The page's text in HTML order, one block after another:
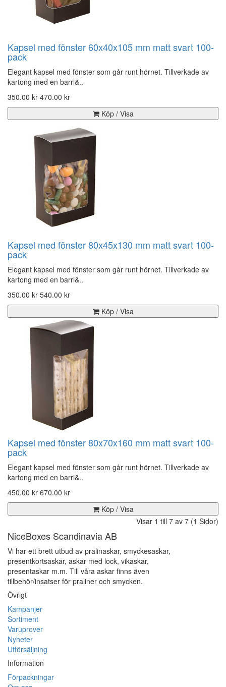
Kapsel med fönster 60x40x105 mm matt svart 100-
pack
Elegant kapsel med fönster som går runt hörnet. Tillverkade av
kartong med en barri&..
350.00 kr 470.00 kr
Köp / Visa
Kapsel med fönster 80x45x130 mm matt svart 100-
pack
Elegant kapsel med fönster som går runt hörnet. Tillverkade av
kartong med en barri&..
350.00 kr 540.00 kr
Köp / Visa
Kapsel med fönster 80x70x160 mm matt svart 100-
pack
Elegant kapsel med fönster som går runt hörnet. Tillverkade av
kartong med en barri&..
450.00 kr 670.00 kr
Köp / Visa
Visar 1 till 7 av 7 (1 Sidor)
NiceBoxes Scandinavia AB
Vi har ett brett utbud av pralinaskar, smyckesaskar,
presentkortsaskar, askar med lock, vikaskar,
presentaskar m.m. Till våra askar finns även
tillbehör/insatser för praliner och smycken.
Övrigt
Kampanjer
Sortiment
Varuprover
Nyheter
Utförsäljning
Information
Förpackningar